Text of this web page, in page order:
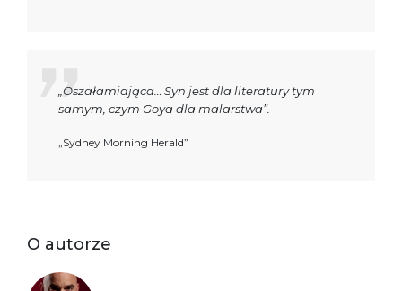
„Oszałamiająca… Syn jest dla literatury tym
samym, czym Goya dla malarstwa”.
„Sydney Morning Herald”
O autorze